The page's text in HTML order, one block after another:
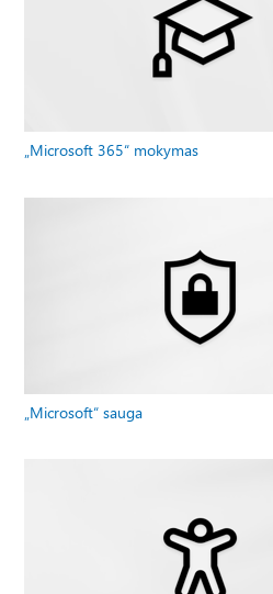
„Microsoft 365“ mokymas
„Microsoft“ sauga